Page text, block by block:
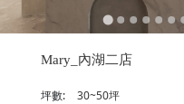
Mary_內湖二店
坪數:
30~50坪